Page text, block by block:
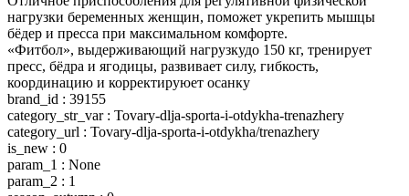
нагрузки беременных женщин, поможет укрепить мышцы
бёдер и пресса при максимальном комфорте.
«Фитбол», выдерживающий нагрузкудо 150 кг, тренирует
пресс, бёдра и ягодицы, развивает силу, гибкость,
координацию и корректируюет осанку
brand_id : 39155
category_str_var : Tovary-dlja-sporta-i-otdykha-trenazhery
category_url : Tovary-dlja-sporta-i-otdykha/trenazhery
is_new : 0
param_1 : None
param_2 : 1